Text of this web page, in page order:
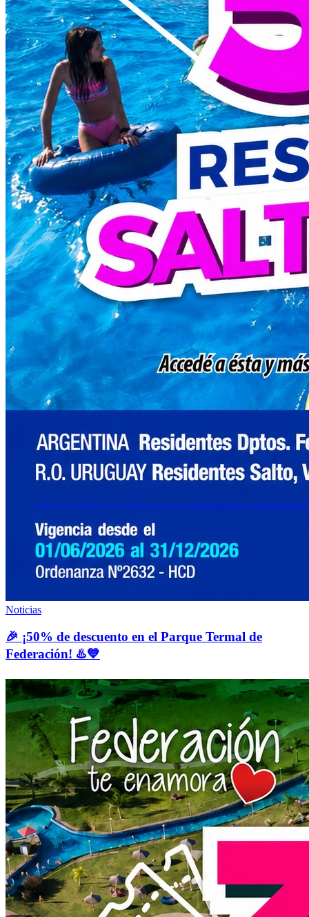
Noticias
🎉 ¡50% de descuento en el Parque Termal de
Federación! ♨️💙